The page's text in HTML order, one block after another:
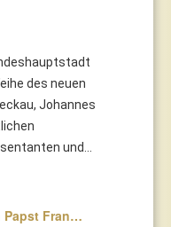
des neuen
Johannes
und...
Papst Fran…